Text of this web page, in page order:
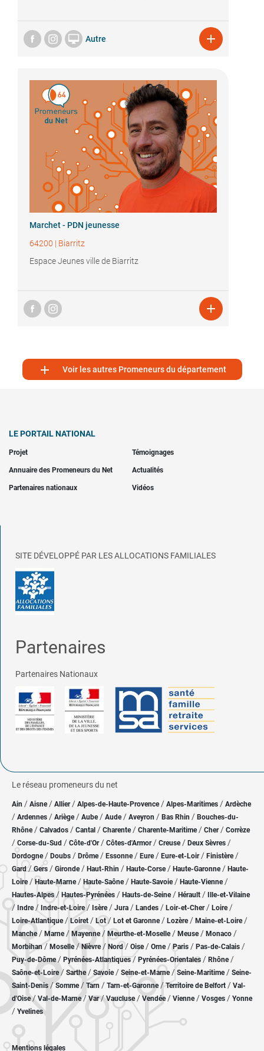
 Autre 
Marchet - PDN jeunesse
64200 | Biarritz
Espace Jeunes ville de Biarritz

 Voir les autres Promeneurs du département
LE PORTAIL NATIONAL
Projet Témoignages
Annuaire des Promeneurs du Net Actualités
Partenaires nationaux Vidéos
SITE DÉVELOPPÉ PAR LES ALLOCATIONS FAMILIALES
Partenaires
Partenaires Nationaux
Le réseau promeneurs du net
Ain / Aisne/ Allier/ Alpes-de-Haute-Provence / Alpes-Maritimes / Ardèche
/ Ardennes / Ariège/ Aube/ Aude / Aveyron / Bas Rhin / Bouches-du-
Rhône/ Calvados / Cantal / Charente / Charente-Maritime/ Cher / Corrèze
/ Corse-du-Sud / Côte-d'Or / Côtes-d'Armor/ Creuse/ Deux Sèvres /
Dordogne/ Doubs / Drôme/ Essonne / Eure/ Eure-et-Loir / Finistère/
Gard/Gers / Gironde/ Haut-Rhin / Haute-Corse/ Haute-Garonne/ Haute-
Loire/Haute-Marne/ Haute-Saône/ Haute-Savoie/ Haute-Vienne/
Hautes-Alpes/ Hautes-Pyrénées / Hauts-de-Seine/ Hérault / Ille-et-Vilaine
/ Indre/ Indre-et-Loire/ Isère/ Jura / Landes / Loir-et-Cher/ Loire/
Loire-Atlantique/ Loiret / Lot/ Lot et Garonne/ Lozère / Maine-et-Loire/
Manche/ Marne/ Mayenne/ Meurthe-et-Moselle/ Meuse/ Monaco /
Morbihan/ Moselle/ Nièvre / Nord/ Oise / Orne/Paris / Pas-de-Calais /
Puy-de-Dôme/ Pyrénées-Atlantiques / Pyrénées-Orientales / Rhône/
Saône-et-Loire/ Sarthe/ Savoie/ Seine-et-Marne/ Seine-Maritime/ Seine-
Saint-Denis /Somme/ Tarn / Tarn-et-Garonne/Territoire de Belfort / Val-
d'Oise/ Val-de-Marne/Var/Vaucluse/ Vendée/ Vienne/ Vosges / Yonne
/ Yvelines
Mentions légales